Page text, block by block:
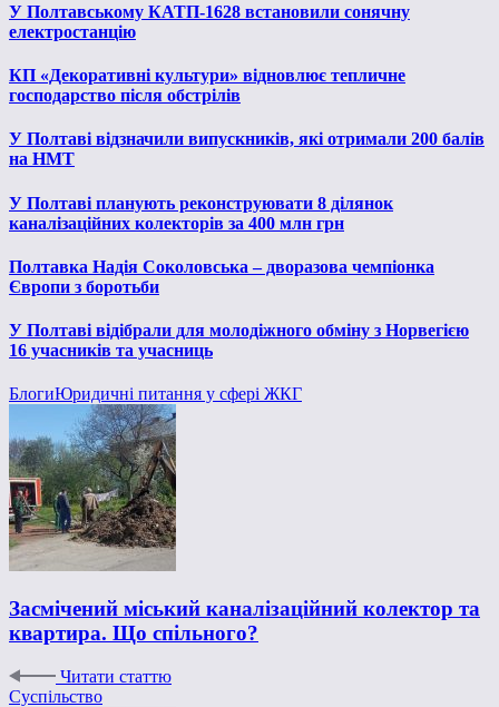
У Полтавському КАТП-1628 встановили сонячну
електростанцію
КП «Декоративні культури» відновлює тепличне
господарство після обстрілів
У Полтаві відзначили випускників, які отримали 200 балів
на НМТ
У Полтаві планують реконструювати 8 ділянок
каналізаційних колекторів за 400 млн грн
Полтавка Надія Соколовська – дворазова чемпіонка
Європи з боротьби
У Полтаві відібрали для молодіжного обміну з Норвегією
16 учасників та учасниць
БлогиЮридичні питання у сфері ЖКГ
Засмічений міський каналізаційний колектор та
квартира. Що спільного?
Читати статтю
Суспільство